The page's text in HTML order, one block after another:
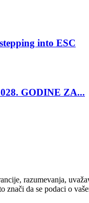
into ESC
GODINE ZA...
razumevanja,
da se podaci o